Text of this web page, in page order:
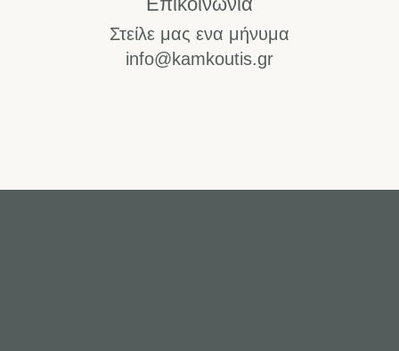
Στείλε μας ενα μήνυμα
info@kamkoutis.gr